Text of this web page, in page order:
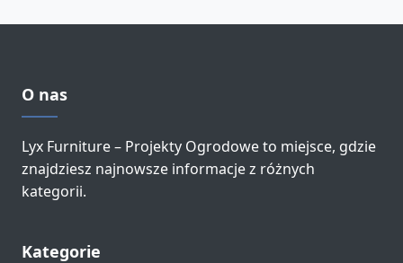
O nas
Lyx Furniture – Projekty Ogrodowe to miejsce, gdzie
znajdziesz najnowsze informacje z różnych
kategorii.
Kategorie